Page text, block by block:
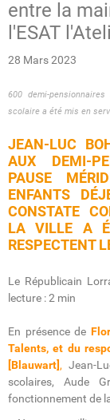
entre la
l'ESAT
28 Mars 2023
600 demi-
scolaire a été mis en
JEAN-LUC
AUX DEMI-
PAUSE
ENFANTS
CONSTATE
LA VILLE A
RESPECTENT
Le Républicain
lecture : 2 min
En présence de
Talents, et du
[Blauwart] , Jean-
scolaires, Aude
fonctionnement de